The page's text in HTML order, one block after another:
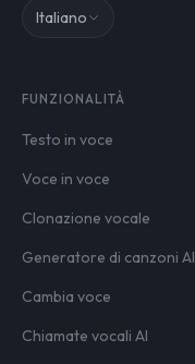
Italiano
FUNZIONALITÀ
Testo in voce
Voce in voce
Clonazione vocale
Generatore di canzoni AI
Cambia voce
Chiamate vocali AI